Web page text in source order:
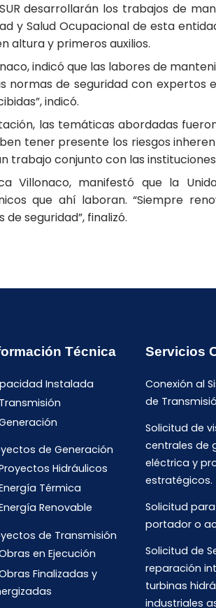
desarrollarán los trabajos de
y Salud Ocupacional de esta
altura y primeros auxilios.
indicó que las labores de
de seguridad con expertos
indicó.
las temáticas abordadas
tener presente los riesgos
conjunto con las
Villonaco, manifestó que la
que ahí laboran. “Siempre
seguridad”, finalizó.
Técnica
Instalada
Transmisión
de Generación
Hidráulicos
Térmica
Renovable
de Transmisión
en Ejecución
Finalizadas y
Servicios
Conexión al
de
Solicitud de
centrales de
eléctrica y
estratégicos.
Solicitud
portador o
Solicitud de
reparación
turbinas
industriales